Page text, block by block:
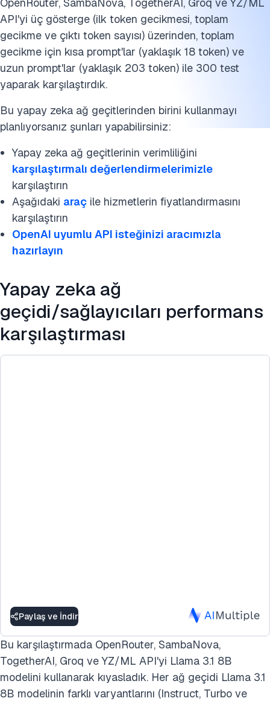
API'yi üç gösterge (ilk token gecikmesi, toplam
gecikme ve çıktı token sayısı) üzerinden, toplam
gecikme için kısa prompt'lar (yaklaşık 18 token) ve
uzun prompt'lar (yaklaşık 203 token) ile 300 test
yaparak karşılaştırdık.
Bu yapay zeka ağ geçitlerinden birini kullanmayı
planlıyorsanız şunları yapabilirsiniz:
Yapay zeka ağ geçitlerinin verimliliğini
karşılaştırmalı değerlendirmelerimizle
karşılaştırın
Aşağıdaki araç ile hizmetlerin fiyatlandırmasını
karşılaştırın
OpenAI uyumlu API isteğinizi aracımızla
hazırlayın
Yapay zeka ağ
geçidi/sağlayıcıları performans
karşılaştırması
Paylaş ve İndir
Bu karşılaştırmada OpenRouter, SambaNova,
TogetherAI, Groq ve YZ/ML API'yi Llama 3.1 8B
modelini kullanarak kıyasladık. Her ağ geçidi Llama 3.1
8B modelinin farklı varyantlarını (Instruct, Turbo ve
nasıl farklıdır?
Yapay zeka entegrasyonu için yapay zeka ağ geçidi
kullanmanın temel faydaları nelerdir?
Bir Yapay Zeka Ağ Geçidi gelişmiş güvenlik mimarisini
sağlar?
Yapay Zeka Ağ Geçitleri için hangi dağıtım seçenekleri
mevcuttur?
Yapay zeka ağ geçidi kullanmanın dezavantajları nelerdir?
Daha gelişmiş Yapay Zeka Ağ Geçitleri
Yapay Zeka Ağ Geçitleri ile Yapay Zeka Sağlayıcıları
arasındaki fark nedir?
Karşılaştırma metodolojisi
Harici Bağlantılar
Bu benchmarkı kaynak gösterin